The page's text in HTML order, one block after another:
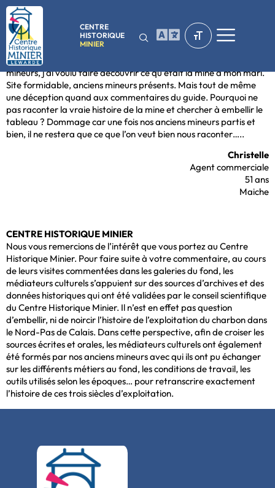
CENTRE
HISTORIQUE
MINIER
le 20/09/2016 Originaire du nord, et étant issue d’une famille de
mineurs, j’ai voulu faire découvrir ce qu’était la mine à mon mari.
Site formidable, anciens mineurs présents. Mais tout de même
une déception quand aux commentaires du guide. Pourquoi ne
pas raconter la vraie histoire de la mine et chercher à embellir le
tableau ? Dommage car une fois nos anciens mineurs partis et
bien, il ne restera que ce que l’on veut bien nous raconter…..
Christelle
Agent commerciale
51 ans
Maiche
CENTRE HISTORIQUE MINIER
Nous vous remercions de l’intérêt que vous portez au Centre
Historique Minier. Pour faire suite à votre commentaire, au cours
de leurs visites commentées dans les galeries du fond, les
médiateurs culturels s’appuient sur des sources d’archives et des
données historiques qui ont été validées par le conseil scientifique
du Centre Historique Minier. Il n’est en effet pas question
d’embellir, ni de noircir l’histoire de l’exploitation du charbon dans
le Nord-Pas de Calais. Dans cette perspective, afin de croiser les
sources écrites et orales, les médiateurs culturels ont également
été formés par nos anciens mineurs avec qui ils ont pu échanger
sur les différents métiers au fond, les conditions de travail, les
outils utilisés selon les époques… pour retranscrire exactement
l’histoire de ces trois siècles d’exploitation.